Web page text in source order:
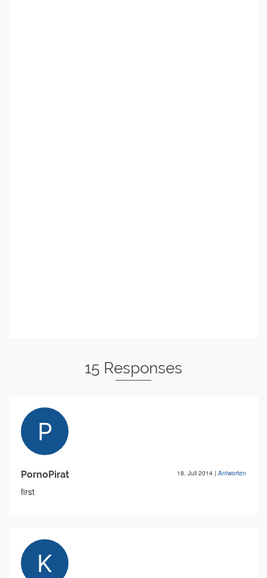
15 Responses
PornoPirat 18. Juli 2014 | Antworten
first